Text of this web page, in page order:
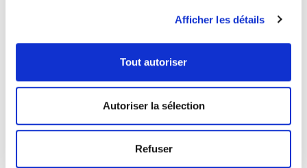
Afficher les détails
Tout autoriser
Autoriser la sélection
Refuser
Accessoires pour Lampes Solaires
Accus piles solaires rechargeables